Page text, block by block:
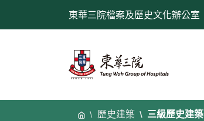
東華三院檔案及歷史文化辦公室
歷史建築 三級歷史建築